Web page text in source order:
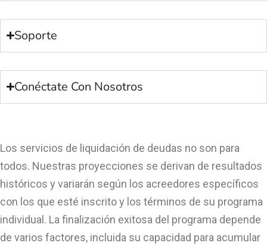
Soporte
Conéctate Con Nosotros
Los servicios de liquidación de deudas no son para
todos. Nuestras proyecciones se derivan de resultados
históricos y variarán según los acreedores específicos
con los que esté inscrito y los términos de su programa
individual. La finalización exitosa del programa depende
de varios factores, incluida su capacidad para acumular